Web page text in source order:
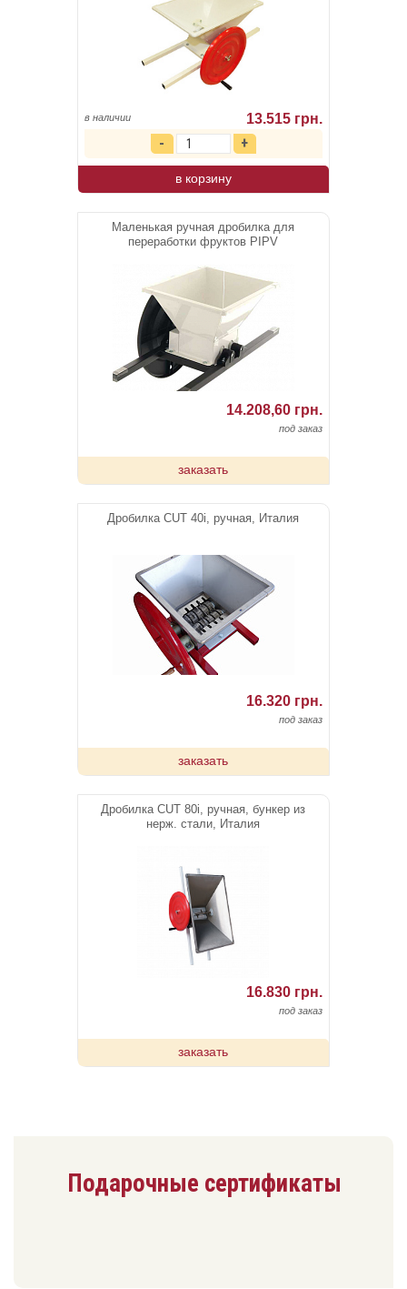
в наличии 13.515 грн.
в корзину
Маленькая ручная дробилка для
переработки фруктов PIPV
14.208,60 грн.
под заказ
заказать
Дробилка CUT 40i, ручная, Италия
16.320 грн.
под заказ
заказать
Дробилка CUT 80i, ручная, бункер из
нерж. стали, Италия
16.830 грн.
под заказ
заказать
Подарочные сертификаты